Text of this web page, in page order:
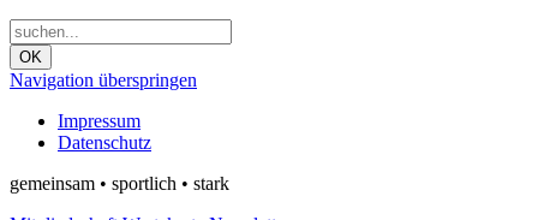
OK
Navigation überspringen
Impressum
Datenschutz
gemeinsam • sportlich • stark